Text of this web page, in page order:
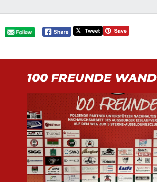
100 FREUNDE WAND